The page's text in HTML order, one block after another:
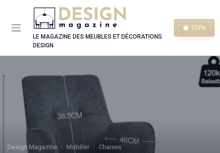
LE MAGAZINE DES MEUBLES ET DÉCORATIONS
DESIGN
TOPs
Design Magazine Mobilier Chaises
Panneau de gestion des cookies